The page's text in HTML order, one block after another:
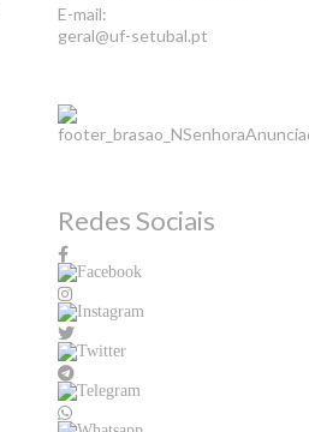
E-mail:
geral@uf-setubal.pt
Redes Sociais